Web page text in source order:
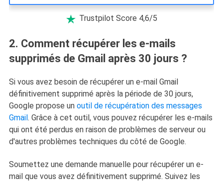
 Trustpilot Score 4,6/5
2. Comment récupérer les e-mails
supprimés de Gmail après 30 jours ?
Si vous avez besoin de récupérer un e-mail Gmail
définitivement supprimé après la période de 30 jours,
Google propose un outil de récupération des messages
Gmail. Grâce à cet outil, vous pouvez récupérer les e-mails
qui ont été perdus en raison de problèmes de serveur ou
d'autres problèmes techniques du côté de Google.
Soumettez une demande manuelle pour récupérer un e-
mail que vous avez définitivement supprimé. Suivez les